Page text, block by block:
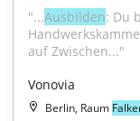
"...Ausbilden: Du
auf Zwischen..."
Vonovia
Berlin, Raum